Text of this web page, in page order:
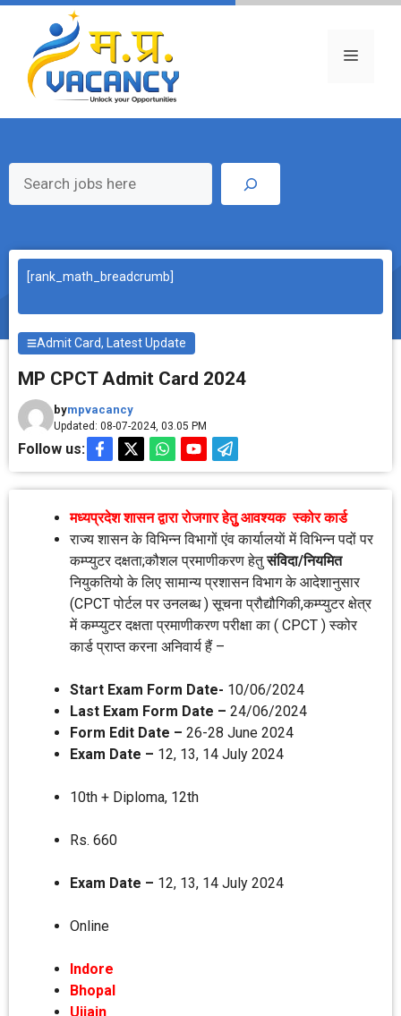
Skip
content
Menu
[rank_math_breadcrumb]
Admit Card, Latest Update
MP CPCT Admit Card 2024
bympvacancy
Updated: 08-07-2024, 03.05 PM
Follow us:
मध्‍यप्रदेश शासन द्वारा रोजगार हेतुु आवश्‍यक स्‍कोर कार्ड
राज्‍य शासन के विभिन्‍न विभागों एंव कार्यालयाें में विभिन्‍न पदों पर
कम्‍प्‍युटर दक्षता;कौशल प्रमाणीकरण हेतुसंविदा/नियमित
नियुकतियो के लिए सामान्‍य प्रशासन विभाग के आदेशानुसार
(CPCT पोर्टल पर उनलब्‍ध ) सूचना प्रौद्यौगिकी,कम्‍प्‍युटर क्षेत्र
में कम्‍प्‍युटर दक्षता प्रमाणीकरण परीक्षा का ( CPCT ) स्‍कोर
कार्ड प्राप्‍त करना अनिवार्य हैं –
Start Exam Form Date- 10/06/2024
Last Exam Form Date – 24/06/2024
Form Edit Date – 26-28 June 2024
Exam Date – 12, 13, 14 July 2024
10th + Diploma, 12th
Rs. 660
Exam Date – 12, 13, 14 July 2024
Online
Indore
Bhopal
Ujjain